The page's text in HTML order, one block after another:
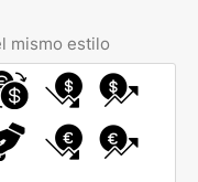
mismo estilo